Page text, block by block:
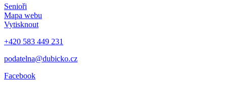
Senioři
Mapa webu
Vytisknout
+420 583 449 231
podatelna@dubicko.cz
Facebook